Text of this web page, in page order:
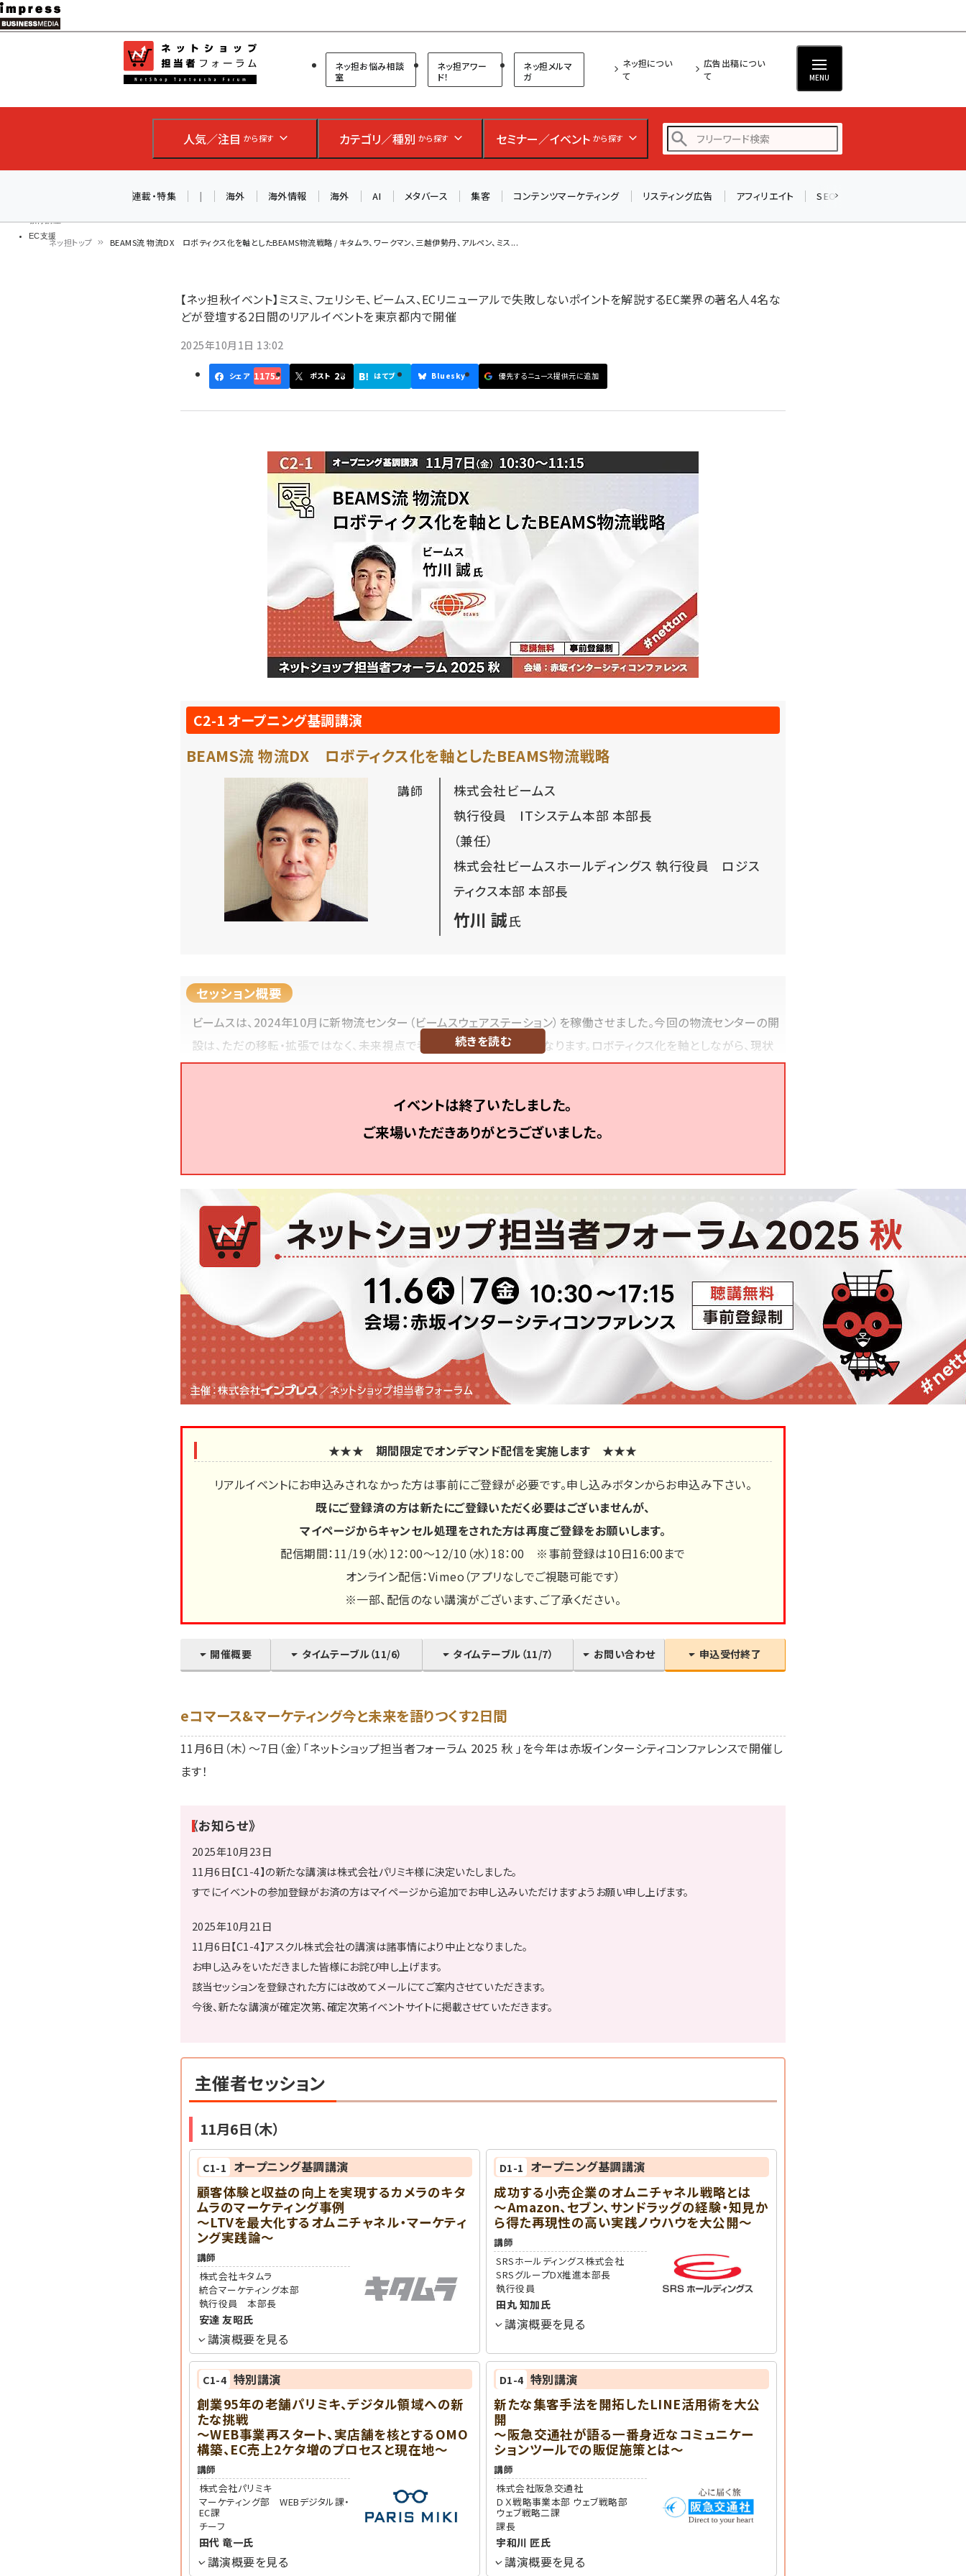
メ
イ
ン
ツ
移
教育講座
EC支援
ネットショップ担当者フォーラム
ネッ担お悩み相談
室
ネッ担アワー
ド！
ネッ担メルマ
ガ
ネッ担につい
て
広告出稿につい
て
MENU
人気／注目 から探す カテゴリ／種別 から探す セミナー／イベント から探す
ecbeing (1204)
連載・特集 | 海外 海外情報 海外 AI メタバース 集客 コンテンツマーケティング リスティング広告 アフィリエイト SEO
ネッ担トップ BEAMS流 物流DX ロボティクス化を軸としたBEAMS物流戦略 / キタムラ、ワークマン、三越伊勢丹、アルペン、ミス...
【ネッ担秋イベント】ミスミ、フェリシモ、ビームス、ECリニューアルで失敗しないポイントを解説するEC業界の著名人4名な
どが登壇する2日間のリアルイベントを東京都内で開催
2025年10月1日 13:02
シェア 11753 ポスト 28 はてブ Bluesky 優先するニュース提供元に追加
C2-1 オープニング基調講演
BEAMS流 物流DX ロボティクス化を軸としたBEAMS物流戦略
講師
株式会社ビームス
執行役員 ITシステム本部 本部長
（兼任）
株式会社ビームスホールディングス 執行役員 ロジス
ティクス本部 本部長
竹川 誠氏
セッション概要
ビームスは、2024年10月に新物流センター（ビームスウェアステーション）を稼働させました。今回の物流センターの開
設は、ただの移転・拡張ではなく、未来視点で考えた物流戦略の一部となります。ロボティクス化を軸としながら、現状
課題の解決と人手不足などの社会課題への対応、さらには物流だからできる顧客体験など、ビームスが考える「物流
株式会社ビームス
1997年、株式会社ビームスへ入社。社内物流センターのWMS構築（2002年）物流改革PJ（2004年）基幹システム刷新PJのPL（2010
年）で経験を積み、2012年には、RFIDプロジェクトのPMとして、RFIDオペレーションの全店舗展開を完結させました。2016年には、自
社オンラインEC物流の内製化を推進し、在庫一元管理を実現。2024年、現職にて次世代物流センターの運営に尽力しています。
続きを読む
イベントは終了いたしました。
ご来場いただきありがとうございました。
★★★ 期間限定でオンデマンド配信を実施します ★★★
リアルイベントにお申込みされなかった方は事前にご登録が必要です。申し込みボタンからお申込み下さい。
既にご登録済の方は新たにご登録いただく必要はございませんが、
マイページからキャンセル処理をされた方は再度ご登録をお願いします。
配信期間：11/19（水）12：00～12/10（水）18：00 ※事前登録は10日16:00まで
オンライン配信：Vimeo（アプリなしでご視聴可能です）
※一部、配信のない講演がございます、ご了承ください。
開催概要 タイムテーブル（11/6） タイムテーブル（11/7） お問い合わせ 申込受付終了
eコマース&マーケティング今と未来を語りつくす2日間
11月6日（木）～7日（金）「ネットショップ担当者フォーラム 2025 秋 」を今年は赤坂インターシティコンファレンスで開催し
ます！
《お知らせ》
2025年10月23日
11月6日【C1-4】の新たな講演は株式会社パリミキ様に決定いたしました。
すでにイベントの参加登録がお済の方はマイページから追加でお申し込みいただけますようお願い申し上げます。
2025年10月21日
11月6日【C1-4】アスクル株式会社の講演は諸事情により中止となりました。
お申し込みをいただきました皆様にお詫び申し上げます。
該当セッションを登録された方には改めてメールにてご案内させていただきます。
今後、新たな講演が確定次第、確定次第イベントサイトに掲載させていただきます。
主催者セッション
11月6日（木）
C1-1 オープニング基調講演
顧客体験と収益の向上を実現するカメラのキタ
ムラのマーケティング事例
～LTVを最大化するオムニチャネル・マーケティ
ング実践論～
講師
株式会社キタムラ
統合マーケティング本部
執行役員 本部長
安達 友昭氏
講演概要を見る
D1-1 オープニング基調講演
成功する小売企業のオムニチャネル戦略とは
～Amazon、セブン、サンドラッグの経験・知見か
ら得た再現性の高い実践ノウハウを大公開～
講師
SRSホールディングス株式会社
SRSグループDX推進本部長
執行役員
田丸 知加 氏
講演概要を見る
C1-4 特別講演
創業95年の老舗パリミキ、デジタル領域への新
たな挑戦
～WEB事業再スタート、実店舗を核とするOMO
構築、EC売上2ケタ増のプロセスと現在地～
講師
株式会社パリミキ
マーケティング部 WEBデジタル課・
EC課
チーフ
田代 竜一氏
講演概要を見る
D1-4 特別講演
新たな集客手法を開拓したLINE活用術を大公
開
～阪急交通社が語る一番身近なコミュニケー
ションツールでの販促施策とは～
講師
株式会社阪急交通社
ＤＸ戦略事業本部 ウェブ戦略部
ウェブ戦略二課
課長
宇和川 匠氏
講演概要を見る